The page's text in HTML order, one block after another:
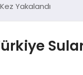
Yakalandı